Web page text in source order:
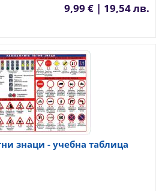
9,99 € | 19,54 лв.
знаци - учебна таблица